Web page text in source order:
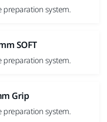
preparation system.
SOFT
preparation system.
Grip
preparation system.